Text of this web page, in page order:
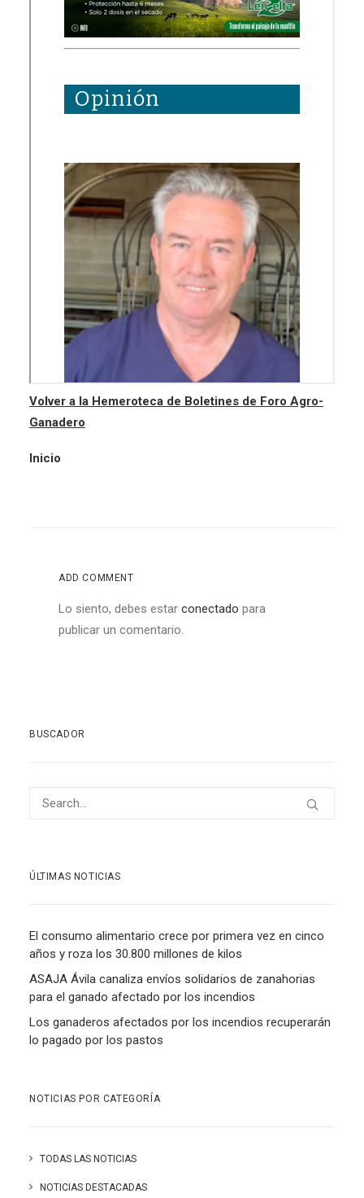
Volver a la Hemeroteca de Boletines de Foro Agro-
Ganadero
Inicio
ADD COMMENT
Lo siento, debes estar conectado para
publicar un comentario.
BUSCADOR
ÚLTIMAS NOTICIAS
El consumo alimentario crece por primera vez en cinco
años y roza los 30.800 millones de kilos
ASAJA Ávila canaliza envíos solidarios de zanahorias
para el ganado afectado por los incendios
Los ganaderos afectados por los incendios recuperarán
lo pagado por los pastos
NOTICIAS POR CATEGORÍA
TODAS LAS NOTICIAS
NOTICIAS DESTACADAS